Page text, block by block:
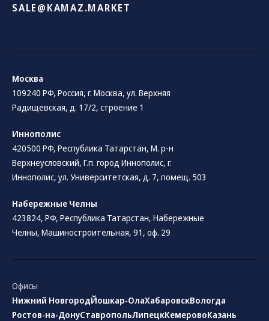
SALE@KAMAZ.MARKET
Москва
109240 РФ, Россия, г. Москва, ул. Верхняя
Радищевская, д. 17/2, строение 1
Иннополис
420500 РФ, Республика Татарстан, М. р-н
Верхнеусловский, Г.п. город Иннополис, г.
Иннополис, ул. Университетская, д. 7, помещ. 503
Набережные Челны
423824, РФ, Республика Татарстан​, Набережные
Челны, Машиностроительная, 91, оф. 29
Офисы
Нижний НовгородЙошкар-ОлаХабаровскВологда
Ростов-на-ДонуСтавропольЛипецкКемеровоКазань